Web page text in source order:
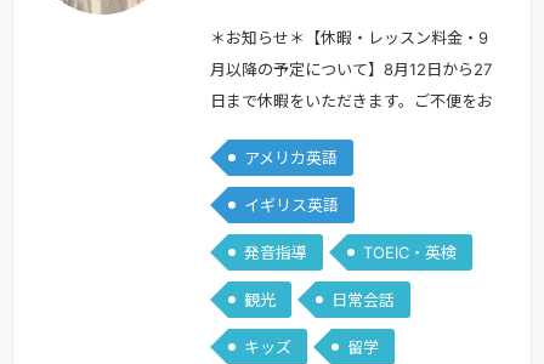
＊お知らせ＊【休暇・レッスン料金・9
月以降の予定について】8月12日から27
日まで休暇をいただきます。ご不便をお
い。また、今後も継続してレッスン時間
を確保するため、9月1日よりレッスン
料金を500ポイントに変更させていただ
きます。9月以降は、日本時間の週末を
中心にレッスンを行う予定です。平日に
ついても、可能な範囲でご希望に合わせ
て調整いたします。今後とも、どうぞ…
アメリカ英語
イギリス英語
発音指導 TOEIC・英検
観光 日常会話
キッズ 留学